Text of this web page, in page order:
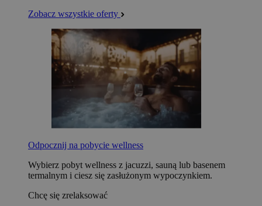
Zobacz wszystkie oferty
Odpocznij na pobycie wellness
Wybierz pobyt wellness z jacuzzi, sauną lub basenem
termalnym i ciesz się zasłużonym wypoczynkiem.
Chcę się zrelaksować